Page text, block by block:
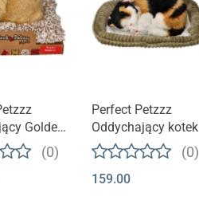
Golden
(0)
Perfect Petzzz
Oddychający kotek
na legowisku |
Trójkolorowy
(0)
159.00